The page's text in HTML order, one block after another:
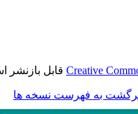
بازنشر است.
نسخه ها